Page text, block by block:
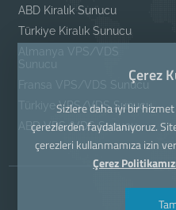
ABD Kiralık Sunucu
Türkiye Kiralık Sunucu
Almanya VPS/VDS
Sunucu
Fransa VPS/VDS Sunucu
Türkiye VPS/VDS Sunucu
ABD VPS/VDS Sunucu
Çerez
Sizlere daha iyi bir
çerezlerden faydalanıyoruz.
çerezleri kullanmamıza izin
Çerez